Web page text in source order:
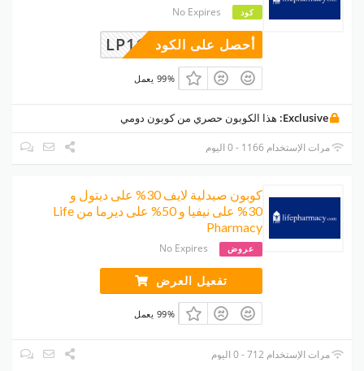
كود No Expires
LP1111أحصل على الكود
99% يعمل
Exclusive: هذا الكوبون حصري من كوبون دومي
مرات الإستخدام 1166 - 0 اليوم
كوبون صيدلية لايف 30% على ديتول و
30% على نيفيا و 50% على ديرما من Life
Pharmacy
عروض No Expires
تفعيل العرض
99% يعمل
مرات الإستخدام 712 - 0 اليوم